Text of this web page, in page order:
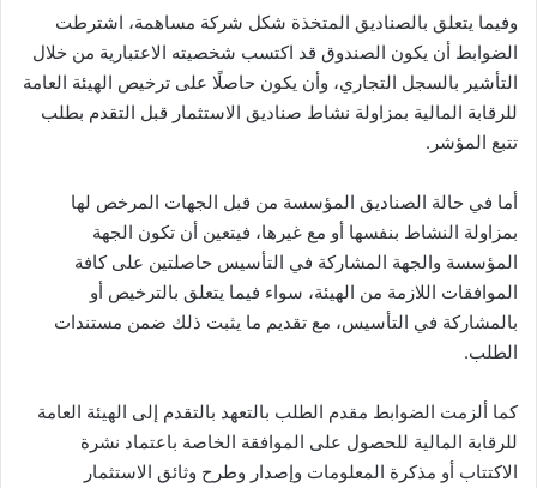
وفيما يتعلق بالصناديق المتخذة شكل شركة مساهمة، اشترطت
الضوابط أن يكون الصندوق قد اكتسب شخصيته الاعتبارية من خلال
التأشير بالسجل التجاري، وأن يكون حاصلًا على ترخيص الهيئة العامة
للرقابة المالية بمزاولة نشاط صناديق الاستثمار قبل التقدم بطلب
تتبع المؤشر.
أما في حالة الصناديق المؤسسة من قبل الجهات المرخص لها
بمزاولة النشاط بنفسها أو مع غيرها، فيتعين أن تكون الجهة
المؤسسة والجهة المشاركة في التأسيس حاصلتين على كافة
الموافقات اللازمة من الهيئة، سواء فيما يتعلق بالترخيص أو
بالمشاركة في التأسيس، مع تقديم ما يثبت ذلك ضمن مستندات
الطلب.
كما ألزمت الضوابط مقدم الطلب بالتعهد بالتقدم إلى الهيئة العامة
للرقابة المالية للحصول على الموافقة الخاصة باعتماد نشرة
الاكتتاب أو مذكرة المعلومات وإصدار وطرح وثائق الاستثمار